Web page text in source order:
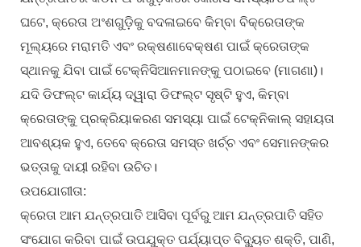
ଘଟେ, କ୍ରେତା ଅଂଶଗୁଡ଼ିକୁ ବଦଳାଇବେ କିମ୍ବା ବିକ୍ରେତାଙ୍କ
ମୂଲ୍ୟରେ ମରାମତି ଏବଂ ରକ୍ଷଣାବେକ୍ଷଣ ପାଇଁ କ୍ରେତାଙ୍କ
ସ୍ଥାନକୁ ଯିବା ପାଇଁ ଟେକ୍ନିସିଆନମାନଙ୍କୁ ପଠାଇବେ (ମାଗଣା)।
ଯଦି ଡିଫଲ୍ଟ କାର୍ଯ୍ୟ ଦ୍ୱାରା ଡିଫଲ୍ଟ ସୃଷ୍ଟି ହୁଏ, କିମ୍ବା
କ୍ରେତାଙ୍କୁ ପ୍ରକ୍ରିୟାକରଣ ସମସ୍ୟା ପାଇଁ ଟେକ୍ନିକାଲ୍ ସହାୟତା
ଆବଶ୍ୟକ ହୁଏ, ତେବେ କ୍ରେତା ସମସ୍ତ ଖର୍ଚ୍ଚ ଏବଂ ସେମାନଙ୍କର
ଭତ୍ତାକୁ ଦାୟୀ ରହିବା ଉଚିତ।
ଉପଯୋଗୀତା:
କ୍ରେତା ଆମ ଯନ୍ତ୍ରପାତି ଆସିବା ପୂର୍ବରୁ ଆମ ଯନ୍ତ୍ରପାତି ସହିତ
ସଂଯୋଗ କରିବା ପାଇଁ ଉପଯୁକ୍ତ ପର୍ଯ୍ୟାପ୍ତ ବିଦ୍ୟୁତ ଶକ୍ତି, ପାଣି,